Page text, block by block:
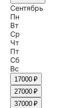
Сентябрь
Пн
Вт
Ср
Чт
Пт
Сб
Вс
17000 ₽
27000 ₽
37000 ₽